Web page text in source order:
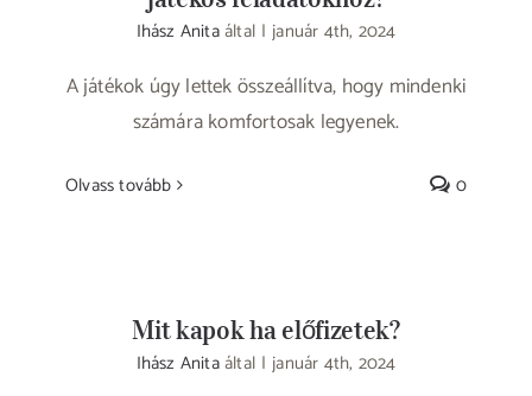
Ihász Anitaáltal | január 4th, 2024
A játékok úgy lettek összeállítva, hogy mindenki
számára komfortosak legyenek.
Olvass tovább 0
Mit kapok ha előfizetek?
Ihász Anitaáltal | január 4th, 2024